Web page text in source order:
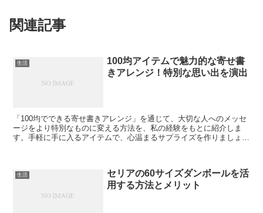
関連記事
生活
100均アイテムで魅力的な寄せ書
きアレンジ！特別な思い出を演出
「100均でできる寄せ書きアレンジ」を通じて、大切な人へのメッセ
ージをより特別なものに変える方法を、私の経験をもとに紹介しま
す。手軽に手に入るアイテムで、心温まるサプライズを作りましょ
生活
セリアの60サイズダンボールを活
用する方法とメリット